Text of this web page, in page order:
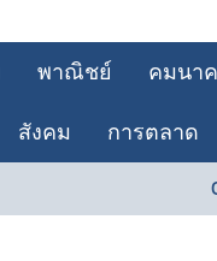
พาณิชย์ คมนา
สังคม การตลาด